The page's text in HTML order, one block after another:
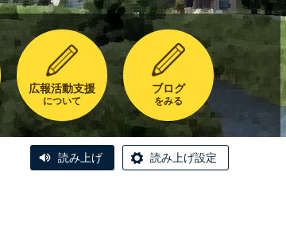
広報活動支援
について
ブログ
をみる
読み上げ 読み上げ設定